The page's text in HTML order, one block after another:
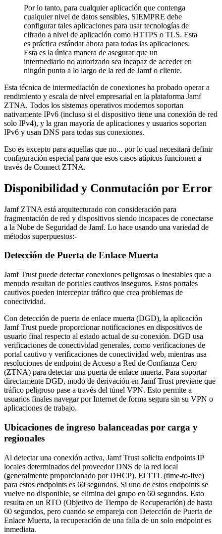
Por lo tanto, para cualquier aplicación que contenga
cualquier nivel de datos sensibles, SIEMPRE debe
configurar tales aplicaciones para usar tecnologías de
cifrado a nivel de aplicación como HTTPS o TLS. Esta
es práctica estándar ahora para todas las aplicaciones.
Esta es la única manera de asegurar que un
intermediario no autorizado sea incapaz de acceder en
ningún punto a lo largo de la red de Jamf o cliente.
Esta técnica de intermediación de conexiones ha probado operar a
rendimiento y escala de nivel empresarial en la plataforma Jamf
ZTNA. Todos los sistemas operativos modernos soportan
nativamente IPv6 (incluso si el dispositivo tiene una conexión de red
solo IPv4), y la gran mayoría de aplicaciones y usuarios soportan
IPv6 y usan DNS para todas sus conexiones.
Eso es excepto para aquellas que no... por lo cual necesitará definir
configuración especial para que esos casos atípicos funcionen a
través de Connect ZTNA.
Disponibilidad y Conmutación por Error
Jamf ZTNA está arquitecturado con consideración para
fragmentación de red y dispositivos siendo incapaces de conectarse
a la Nube de Seguridad de Jamf. Lo hace usando una variedad de
métodos superpuestos:-
Detección de Puerta de Enlace Muerta
Jamf Trust puede detectar conexiones peligrosas o inestables que a
menudo resultan de portales cautivos inseguros. Estos portales
cautivos pueden interceptar tráfico que crea problemas de
conectividad.
Con detección de puerta de enlace muerta (DGD), la aplicación
Jamf Trust puede proporcionar notificaciones en dispositivos de
usuario final respecto al estado actual de su conexión. DGD usa
verificaciones de conectividad generales, como verificaciones de
portal cautivo y verificaciones de conectividad web, mientras usa
resoluciones de endpoint de Acceso a Red de Confianza Cero
(ZTNA) para detectar una puerta de enlace muerta. Para soportar
directamente DGD, modo de derivación en Jamf Trust previene que
tráfico peligroso pase a través del túnel VPN. Esto permite a
usuarios finales navegar por Internet de forma segura sin su VPN o
aplicaciones de trabajo.
Ubicaciones de ingreso balanceadas por carga y
regionales
Al detectar una conexión activa, Jamf Trust solicita endpoints IP
locales determinados del proveedor DNS de la red local
(generalmente proporcionado por DHCP). El TTL (time-to-live)
para estos endpoints es 60 segundos. Si uno de estos endpoints se
vuelve no disponible, se elimina del grupo en 60 segundos. Esto
resulta en un RTO (Objetivo de Tiempo de Recuperación) de hasta
60 segundos, pero cuando se empareja con Detección de Puerta de
Enlace Muerta, la recuperación de una falla de un solo endpoint es
inmediata.